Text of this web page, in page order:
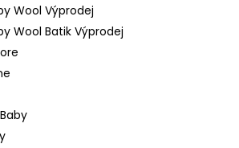
Wool Výprodej
Wool Batik Výprodej